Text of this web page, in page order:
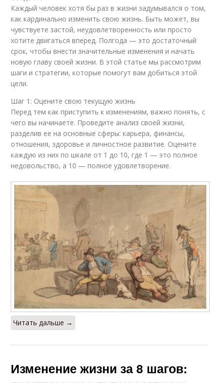
Каждый человек хотя бы раз в жизни задумывался о том,
как кардинально изменить свою жизнь. Быть может, вы
чувствуете застой, неудовлетворенность или просто
хотите двигаться вперед. Полгода — это достаточный
срок, чтобы внести значительные изменения и начать
новую главу своей жизни. В этой статье мы рассмотрим
шаги и стратегии, которые помогут вам добиться этой
цели.
Шаг 1: Оцените свою текущую жизнь
Перед тем как приступить к изменениям, важно понять, с
чего вы начинаете. Проведите анализ своей жизни,
разделив ее на основные сферы: карьера, финансы,
отношения, здоровье и личностное развитие. Оцените
каждую из них по шкале от 1 до 10, где 1 — это полное
недовольство, а 10 — полное удовлетворение.
Читать дальше →
Изменение жизни за 8 шагов: